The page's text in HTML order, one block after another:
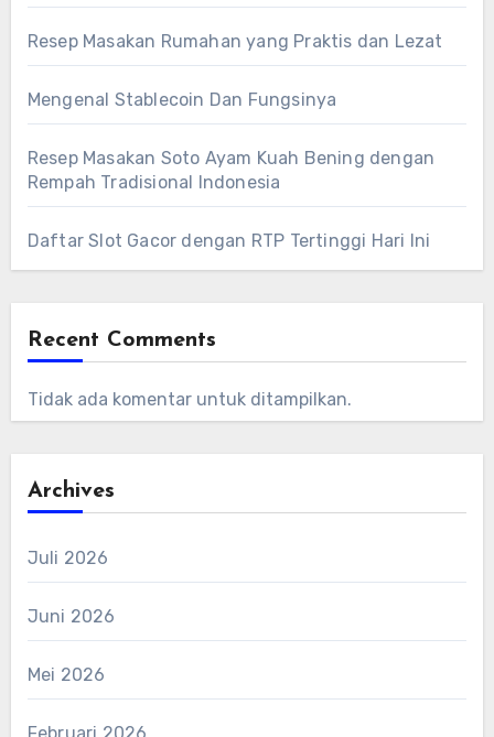
Resep Masakan Rumahan yang Praktis dan Lezat
Mengenal Stablecoin Dan Fungsinya
Resep Masakan Soto Ayam Kuah Bening dengan
Rempah Tradisional Indonesia
Daftar Slot Gacor dengan RTP Tertinggi Hari Ini
Recent Comments
Tidak ada komentar untuk ditampilkan.
Archives
Juli 2026
Juni 2026
Mei 2026
Februari 2026